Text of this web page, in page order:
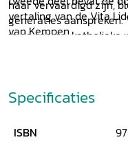
haar vervaardigd zijn,
generaties
in de rooms-katholieke
beschermheilige van
sprak haar voorbeeld
vertaling van de Vita
van Kempen.
Specificaties
ISBN